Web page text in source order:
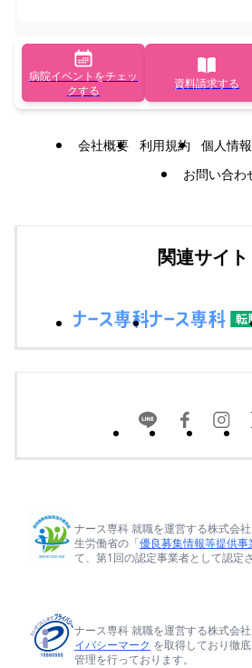
病院イベントをチェッ
クする
資料請求する
会社概要 利用規約 個人情
お問い合わ
関連サイト
ナース専科 就職を運営する株式会
生労働省の「優良募集情報等提供
て、第1回の認定事業者として認定
ナース専科 就職を運営する株式会
イバシーマーク を取得しており徹
管理を行っております。